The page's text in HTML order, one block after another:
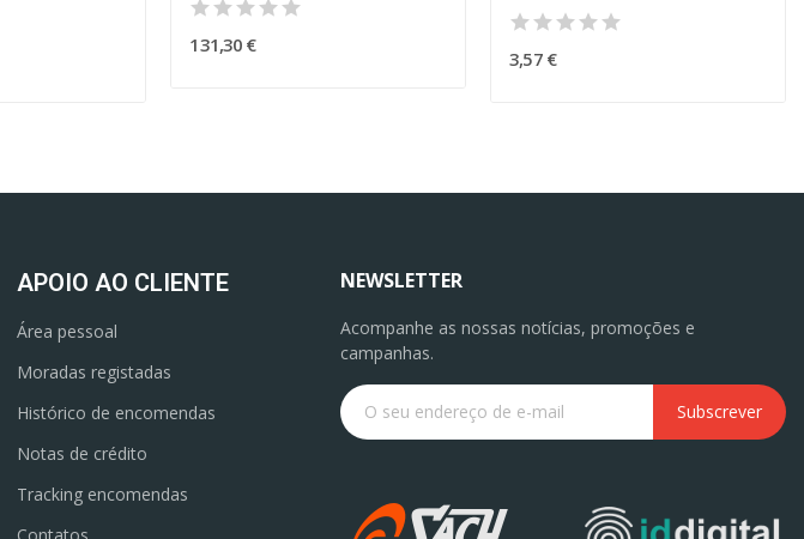
131,30 €
3,57 €
APOIO AO CLIENTE
Área pessoal
Moradas registadas
Histórico de encomendas
Notas de crédito
Tracking encomendas
Contatos
NEWSLETTER
Acompanhe as nossas notícias, promoções e
campanhas.
Subscrever